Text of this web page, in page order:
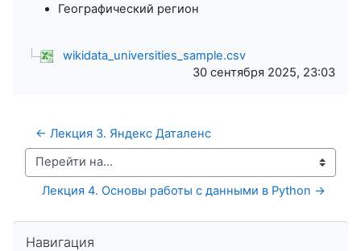
Географический регион
wikidata_universities_sample.csv
30 сентября 2025, 23:03
← Лекция 3. Яндекс Даталенс
Перейти на...
Лекция 4. Основы работы с данными в Python →
Навигация